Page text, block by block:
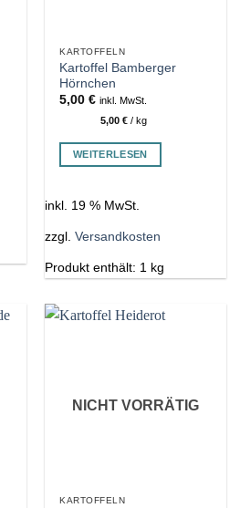
KARTOFFELN
Kartoffel Bamberger
Hörnchen
5,00€ inkl. MwSt.
5,00€ / kg
WEITERLESEN
inkl. 19 % MwSt.
zzgl. Versandkosten
Produkt enthält: 1 kg
NICHT VORRÄTIG
KARTOFFELN